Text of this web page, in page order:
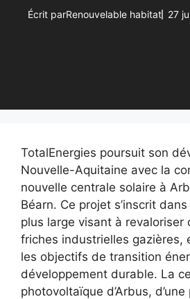
Écrit parRenouvelable habitat 27
TotalEnergies poursuit son
Nouvelle-Aquitaine avec la
nouvelle centrale solaire à
Béarn. Ce projet s’inscrit
plus large visant à revaloriser
friches industrielles gazières,
les objectifs de transition
développement durable. La
photovoltaïque d’Arbus,